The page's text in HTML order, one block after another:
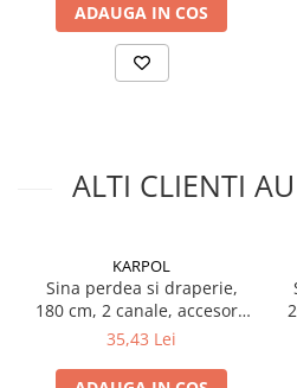
Accesorii tencuieli
Silicon, spume si adezivi de montaj
Izolatori parchet
Profile trecere
Benzi adezive
Tencuieli decorative si vopsele
ADAUGA IN COS
ALTI CLIENTI
KARPOL
Sina perdea si draperie,
180 cm, 2 canale, accesorii
incluse, PVC, A2, alb
35,43 Lei